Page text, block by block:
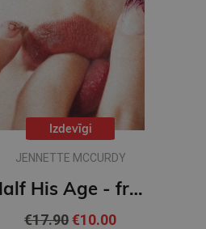
Izdevīgi
JENNETTE MCCURDY
Half His Age - from the author of I'm Glad My Mom Died
€17.90€10.00